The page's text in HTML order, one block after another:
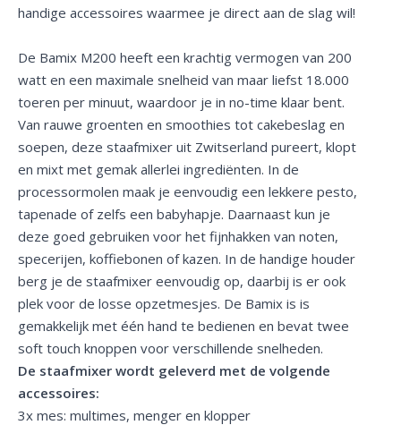
handige accessoires waarmee je direct aan de slag wil!
De Bamix M200 heeft een krachtig vermogen van 200
watt en een maximale snelheid van maar liefst 18.000
toeren per minuut, waardoor je in no-time klaar bent.
Van rauwe groenten en smoothies tot cakebeslag en
soepen, deze staafmixer uit Zwitserland pureert, klopt
en mixt met gemak allerlei ingrediënten. In de
processormolen maak je eenvoudig een lekkere pesto,
tapenade of zelfs een babyhapje. Daarnaast kun je
deze goed gebruiken voor het fijnhakken van noten,
specerijen, koffiebonen of kazen. In de handige houder
berg je de staafmixer eenvoudig op, daarbij is er ook
plek voor de losse opzetmesjes. De Bamix is is
gemakkelijk met één hand te bedienen en bevat twee
soft touch knoppen voor verschillende snelheden.
De staafmixer wordt geleverd met de volgende
accessoires:
3x mes: multimes, menger en klopper